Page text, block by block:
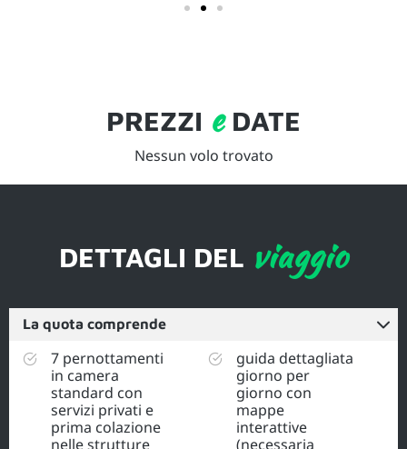
PREZZI eDATE
Nessun volo trovato
DETTAGLI DEL viaggio
La quota comprende
7 pernottamenti
in camera
standard con
servizi privati e
prima colazione
nelle strutture
guida dettagliata
giorno per
giorno con
mappe
interattive
(necessaria